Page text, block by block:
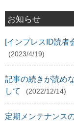
お知らせ
[インプレスID読者
(2023/4/19)
記事の続きが読め
して
(2022/12/14)
定期メンテナンス